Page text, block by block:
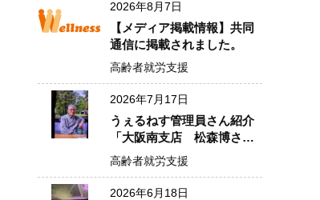
2026年8月7日
【メディア掲載情報】共同
通信に掲載されました。
高齢者就労支援
2026年7月17日
うぇるねす管理員さん紹介
「大阪南支店 松森博さ
ん」
高齢者就労支援
2026年6月18日